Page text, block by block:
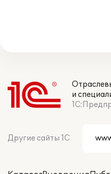
и
Другие сайты 1С